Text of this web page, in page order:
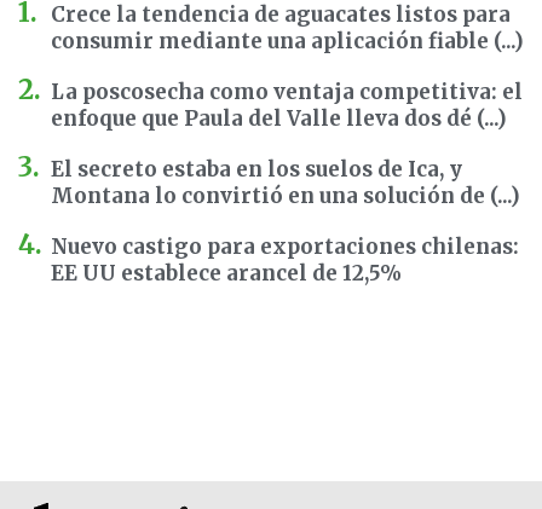
Crece la tendencia de aguacates listos para
consumir mediante una aplicación fiable (...)
La poscosecha como ventaja competitiva: el
enfoque que Paula del Valle lleva dos dé (...)
El secreto estaba en los suelos de Ica, y
Montana lo convirtió en una solución de (...)
Nuevo castigo para exportaciones chilenas:
EE UU establece arancel de 12,5%